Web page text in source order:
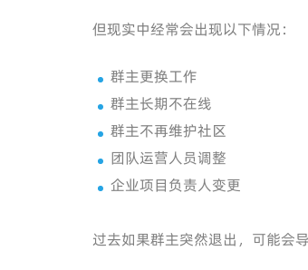
但现实中经常会出现以下情况：
群主更换工作
群主长期不在线
群主不再维护社区
团队运营人员调整
企业项目负责人变更
过去如果群主突然退出，可能会导